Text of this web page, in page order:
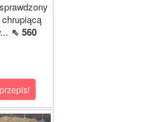
⇖ 560